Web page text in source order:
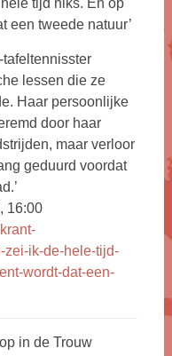
tijd niks. En op
een tweede natuur’
tafeltennisster
lessen die ze
Haar persoonlijke
door haar
maar verloor
geduurd voordat
16:00
zei-ik-de-hele-tijd-
wordt-dat-een-
in de Trouw